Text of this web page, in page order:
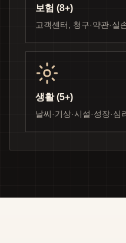
보험 (8+)
고객센터, 청구·약관·실
생활 (5+)
날씨·기상·시설·성장·심